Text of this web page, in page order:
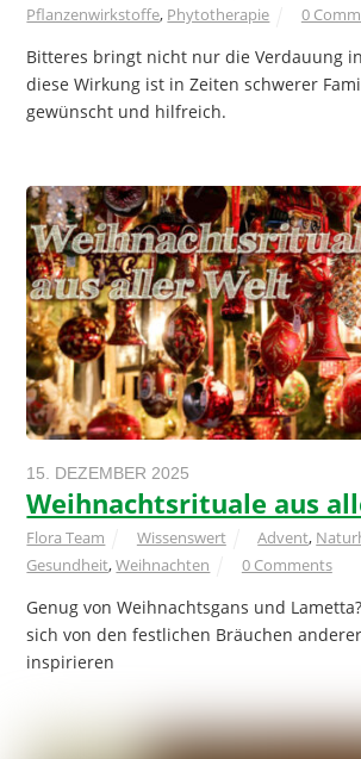
Pflanzenwirkstoffe, Phytotherapie 0
Bitteres bringt nicht nur die Verdauung
diese Wirkung ist in Zeiten schwerer
gewünscht und hilfreich.
15. DEZEMBER 2025
Weihnachtsrituale aus
Flora Team Wissenswert Advent,
Gesundheit,Weihnachten 0 Comments
Genug von Weihnachtsgans und
sich von den festlichen Bräuchen
inspirieren